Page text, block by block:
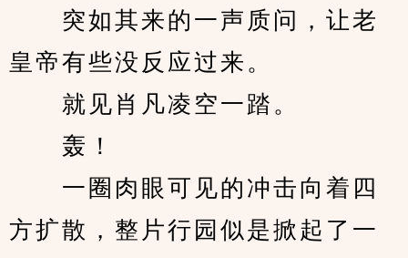
突如其来的一声质问，让老
皇帝有些没反应过来。
就见肖凡凌空一踏。
轰！
一圈肉眼可见的冲击向着四
方扩散，整片行园似是掀起了一